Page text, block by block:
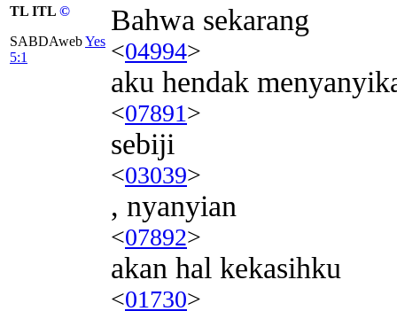
TL ITL ©
SABDAwebYes
5:1
Bahwa sekarang
<04994>
aku hendak
<07891>
sebiji
<03039>
, nyanyian
<07892>
akan hal kekasihku
<01730>